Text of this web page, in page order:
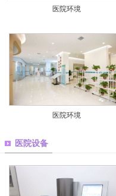
医院环境
医院环境
医院设备